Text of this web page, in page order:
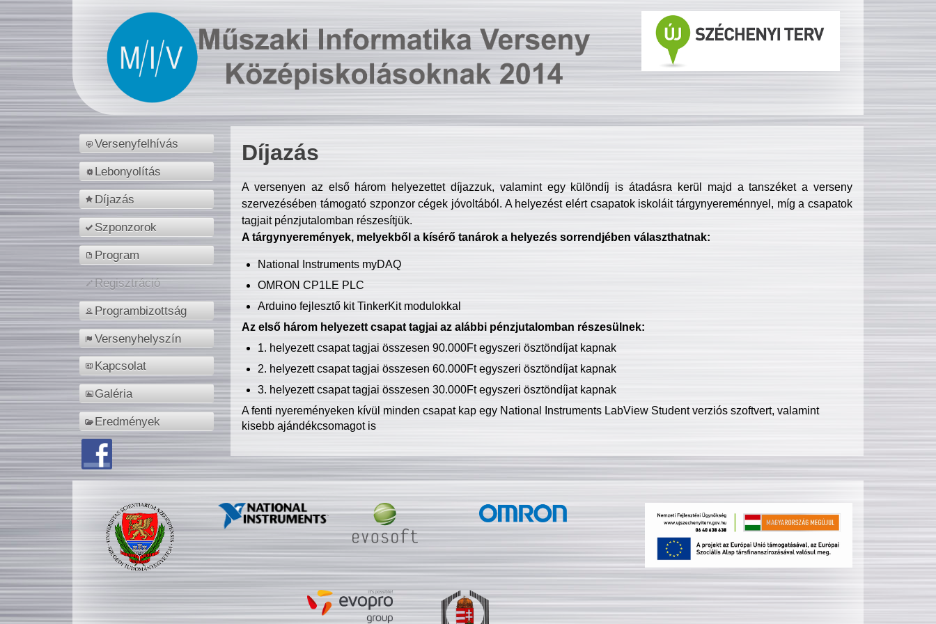
Versenyfelhívás
Lebonyolítás
Díjazás
Szponzorok
Program
Regisztráció
Programbizottság
Versenyhelyszín
Kapcsolat
Galéria
Eredmények
Díjazás
A versenyen az első három helyezettet díjazzuk, valamint egy különdíj is átadásra kerül majd a tanszéket a verseny
szervezésében támogató szponzor cégek jóvoltából. A helyezést elért csapatok iskoláit tárgynyereménnyel, míg a csapatok
tagjait pénzjutalomban részesítjük.
A tárgynyeremények, melyekből a kísérő tanárok a helyezés sorrendjében választhatnak:
National Instruments myDAQ
OMRON CP1LE PLC
Arduino fejlesztő kit TinkerKit modulokkal
Az első három helyezett csapat tagjai az alábbi pénzjutalomban részesülnek:
1. helyezett csapat tagjai összesen 90.000Ft egyszeri ösztöndíjat kapnak
2. helyezett csapat tagjai összesen 60.000Ft egyszeri ösztöndíjat kapnak
3. helyezett csapat tagjai összesen 30.000Ft egyszeri ösztöndíjat kapnak
A fenti nyereményeken kívül minden csapat kap egy National Instruments LabView Student verziós szoftvert, valamint
kisebb ajándékcsomagot is